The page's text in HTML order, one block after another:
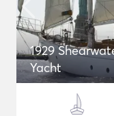
1929
Yacht